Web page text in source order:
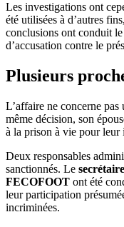
Les investigations ont
été utilisées à d’autres
conclusions ont conduit
d’accusation contre le
Plusieurs
L’affaire ne concerne
même décision, son
à la prison à vie pour leur
Deux responsables
sanctionnés. Le
FECOFOOT ont été
leur participation
incriminées.